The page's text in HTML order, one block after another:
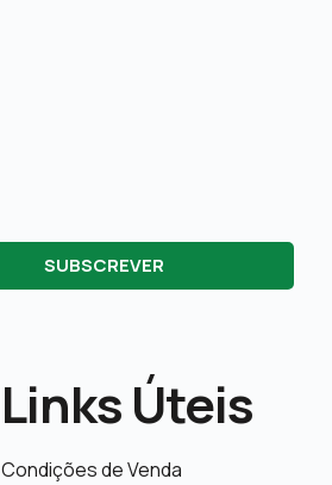
SUBSCREVER
Links Úteis
Condições de Venda